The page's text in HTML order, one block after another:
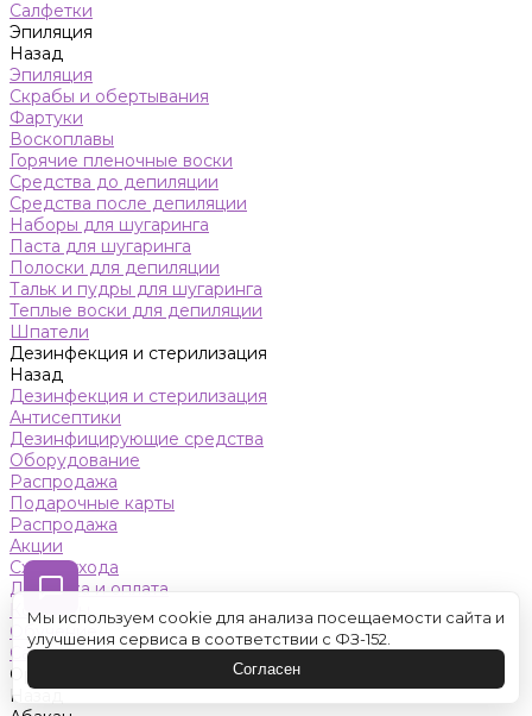
Салфетки
Эпиляция
Назад
Эпиляция
Скрабы и обертывания
Фартуки
Воскоплавы
Горячие пленочные воски
Средства до депиляции
Средства после депиляции
Наборы для шугаринга
Паста для шугаринга
Полоски для депиляции
Тальк и пудры для шугаринга
Теплые воски для депиляции
Шпатели
Дезинфекция и стерилизация
Назад
Дезинфекция и стерилизация
Антисептики
Дезинфицирующие средства
Оборудование
Распродажа
Подарочные карты
Распродажа
Акции
Схемы ухода
Доставка и оплата
Контакты
Обучение
Салон красоты
Оренбург
Назад
Мы используем cookie для анализа посещаемости сайта и
улучшения сервиса в соответствии с ФЗ-152.
Согласен